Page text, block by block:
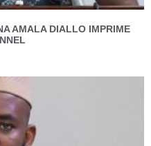
AMALA DIALLO IMPRIME